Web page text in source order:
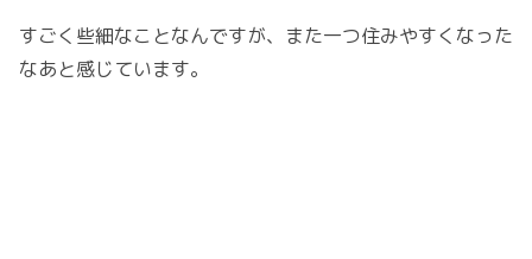
すごく些細なことなんですが、また一つ住みやすくなった
なあと感じています。